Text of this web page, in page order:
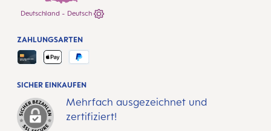
Deutschland - Deutsch
SICHER EINKAUFEN
Mehrfach ausgezeichnet und
zertifiziert!
ZAHLUNGSARTEN